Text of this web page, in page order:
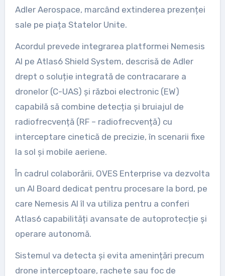
Adler Aerospace, marcând extinderea prezenței
sale pe piața Statelor Unite.
Acordul prevede integrarea platformei Nemesis
AI pe Atlas6 Shield System, descrisă de Adler
drept o soluție integrată de contracarare a
dronelor (C-UAS) și război electronic (EW)
capabilă să combine detecția și bruiajul de
radiofrecvență (RF – radiofrecvență) cu
interceptare cinetică de precizie, în scenarii fixe
la sol și mobile aeriene.
În cadrul colaborării, OVES Enterprise va dezvolta
un AI Board dedicat pentru procesare la bord, pe
care Nemesis AI îl va utiliza pentru a conferi
Atlas6 capabilități avansate de autoprotecție și
operare autonomă.
Sistemul va detecta și evita amenințări precum
drone interceptoare, rachete sau foc de